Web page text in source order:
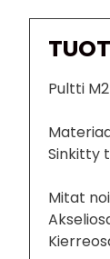
Pultti
Sinkitty
Mitat